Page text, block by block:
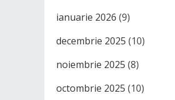
ianuarie 2026 (9)
decembrie 2025 (10)
noiembrie 2025 (8)
octombrie 2025 (10)